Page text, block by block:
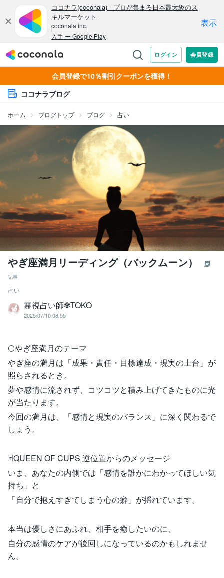
会員登録で10％割引クーポンを獲得！
ココナラブログ
ホーム ブログトップ ブログ 占い
やぎ座満月リーディング（バックムーン）
記事
占い
霊視占い師✾TOKO
2025/07/10 08:55
🌕やぎ座満月のテーマ
やぎ座の満月は「成果・責任・目標達成・現実の土台」が
照らされるとき。
夢や感情に流されず、コツコツと積み上げてきたものに光
が当たります。
今回の満月は、「感情と現実のバランス」に深く関わるで
しょう。
🃏QUEEN OF CUPS 逆位置からのメッセージ
いま、あなたの内側では「感情を誰かにわかってほしい気
持ち」と
「自分で抱えすぎてしまう心の癖」が揺れています。
本当は優しさにあふれ、相手を癒したいのに、
自分の感情のケアが後回しになっているのかもしれませ
ん。